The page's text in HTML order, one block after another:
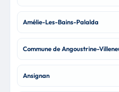
Amélie-Les-Bains-Palalda
Commune de Angoustrine-
Ansignan